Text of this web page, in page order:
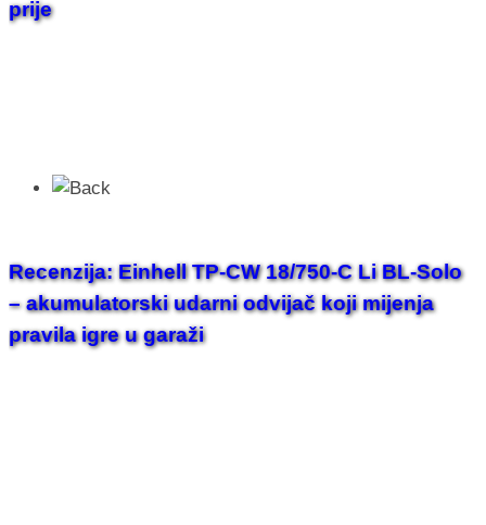
prije
Recenzija: Einhell TP-CW 18/750-C Li BL-Solo
– akumulatorski udarni odvijač koji mijenja
pravila igre u garaži